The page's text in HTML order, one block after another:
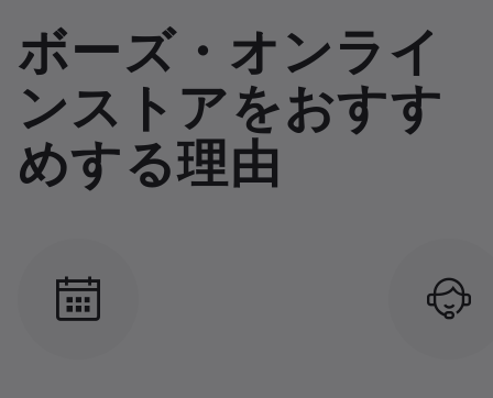
ボーズ・オンライ
ンストアをおすす
めする理由